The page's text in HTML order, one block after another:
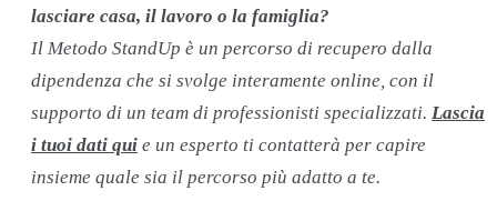
lasciare casa, il lavoro o la famiglia?
Il Metodo StandUp è un percorso di recupero dalla
dipendenza che si svolge interamente online, con il
supporto di un team di professionisti specializzati. Lascia
i tuoi dati qui e un esperto ti contatterà per capire
insieme quale sia il percorso più adatto a te.